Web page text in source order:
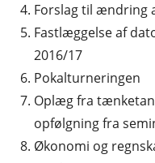
Forslag til ændring
Fastlæggelse af
2016/17
Pokalturneringen
Oplæg fra
opfølgning fra
Økonomi og